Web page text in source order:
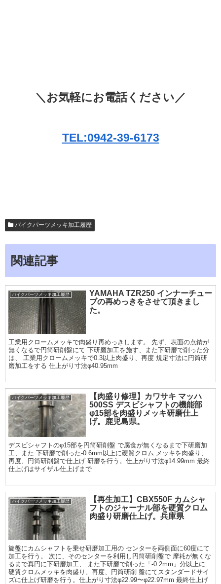
＼お気軽にお電話ください／
TEL:0942-39-6173
バイクパーツメッキ加工履歴
関連記事
バイクパーツメッキ加工履歴
YAMAHA TZR250 インナーチュー
ブの再めっきをさせて頂きまし
た。
工業用クロームメッキで肉盛り再めっきします。 先ず、表面の点錆が
無くなるで円筒研削盤にて 下研磨加工を施す、また下研磨で削った分
は、 工業用クロームメッキで0.3以上肉盛り、再度 規定寸法に円筒研
磨加工をする 仕上がり寸法φ40.95mm
バイクパーツメッキ加工履歴
【肉盛り修理】カワサキ マッハ
500SS デスビシャフトの機能部
φ15部を肉盛りメッキ研磨仕上
げ。鹿児島県。
デスビシャフトのφ15部を円筒研削盤 で腐食が無くなるまで下研磨加
工、また 下研磨で削った-0.6mm以上に硬質クロム メッキを肉盛り、
再度、円筒研削盤で仕上げ 研磨を行う。仕上がり寸法φ14.99mm 最終
仕上げはサイザル仕上げまで
バイクパーツメッキ加工履歴
【再生加工】CBX550F カムシャ
フトのジャーナル部を硬質クロム
肉盛り研磨仕上げ。兵庫県
旋盤にカムシャフトを乗せ研磨加工用の センターを両側面に60度にて
加工を行う。 次に、そのセンターを利用し円筒研削盤で 摩耗が無くな
るまで真円に下研磨加工、 また下研磨で削った「-0.2mm」分以上に
硬質クロムメッキを肉盛り、再度、円筒研削 盤にてスタンダードサイ
ズに仕上げ研磨を行う。仕上がり寸法φ22.99〜φ22.97mm 最終仕上げ